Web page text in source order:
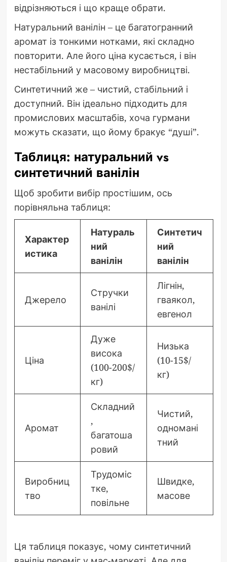
відрізняються і що краще обрати.
Натуральний ванілін – це багатогранний
аромат із тонкими нотками, які складно
повторити. Але його ціна кусається, і він
нестабільний у масовому виробництві.
Синтетичний же – чистий, стабільний і
доступний. Він ідеально підходить для
промислових масштабів, хоча гурмани
можуть сказати, що йому бракує “душі”.
Таблиця: натуральний vs
синтетичний ванілін
Щоб зробити вибір простішим, ось
порівняльна таблиця:
Характер
истика
Натураль
ний
ванілін
Синтетич
ний
ванілін
Джерело
Стручки
ванілі
Лігнін,
гваякол,
евгенол
Ціна
Дуже
висока
(100-200$/
кг)
Низька
(10-15$/
кг)
Аромат
Складний
,
багатоша
ровий
Чистий,
одномані
тний
Виробниц
тво
Трудоміс
тке,
повільне
Швидке,
масове
Ця таблиця показує, чому синтетичний